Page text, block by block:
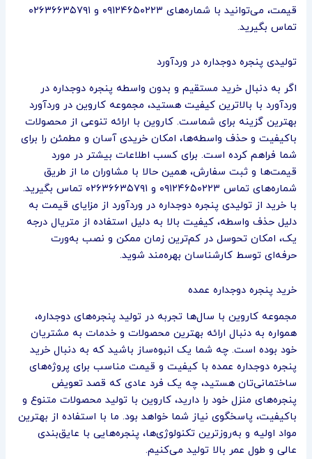
قیمت، می‌توانید با شماره‌های ۰۹۱۲۴۶۵۰۲۲۳ و ۰۲۶۳۶۶۳۵۷۹۱
تماس بگیرید.
تولیدی پنجره دوجداره در وردآورد
اگر به دنبال خرید مستقیم و بدون واسطه پنجره دوجداره در
وردآورد با بالاترین کیفیت هستید، مجموعه کاروین در وردآورد
بهترین گزینه برای شماست. کاروین با ارائه تنوعی از محصولات
باکیفیت و حذف واسطه‌ها، امکان خریدی آسان و مطمئن را برای
شما فراهم کرده است. برای کسب اطلاعات بیشتر در مورد
قیمت‌ها و ثبت سفارش، همین حالا با مشاوران ما از طریق
شماره‌های تماس ۰۹۱۲۴۶۵۰۲۲۳ و ۰۲۶۳۶۶۳۵۷۹۱ تماس بگیرید.
با خرید از تولیدی پنجره دوجداره در وردآورد از مزایای قیمت به
دلیل حذف واسطه، کیفیت بالا به دلیل استفاده از متریال درجه
یک، امکان تحوسل در کم‌ترین زمان ممکن و نصب به‌ورت
حرفه‌ای توسط کارشناسان بهره‌مند شوید.
خرید پنجره دوجداره عمده
مجموعه کاروین با سال‌ها تجربه در تولید پنجره‌های دوجداره،
همواره به دنبال ارائه بهترین محصولات و خدمات به مشتریان
خود بوده است. چه شما یک انبوه‌ساز باشید که به دنبال خرید
پنجره‌ دوجداره عمده با کیفیت و قیمت مناسب برای پروژه‌های
ساختمانی‌تان هستید، چه یک فرد عادی که قصد تعویض
پنجره‌های منزل خود را دارید، کاروین با تولید محصولات متنوع و
باکیفیت، پاسخگوی نیاز شما خواهد بود. ما با استفاده از بهترین
مواد اولیه و به‌روزترین تکنولوژی‌ها، پنجره‌هایی با عایق‌بندی
عالی و طول عمر بالا تولید می‌کنیم.